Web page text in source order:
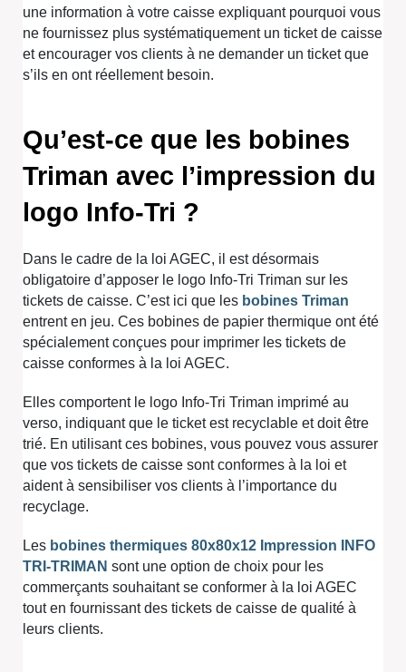
une information à votre caisse expliquant pourquoi vous
ne fournissez plus systématiquement un ticket de caisse
et encourager vos clients à ne demander un ticket que
s’ils en ont réellement besoin.
Qu’est-ce que les bobines
Triman avec l’impression du
logo Info-Tri ?
Dans le cadre de la loi AGEC, il est désormais
obligatoire d’apposer le logo Info-Tri Triman sur les
tickets de caisse. C’est ici que les bobines Triman
entrent en jeu. Ces bobines de papier thermique ont été
spécialement conçues pour imprimer les tickets de
caisse conformes à la loi AGEC.
Elles comportent le logo Info-Tri Triman imprimé au
verso, indiquant que le ticket est recyclable et doit être
trié. En utilisant ces bobines, vous pouvez vous assurer
que vos tickets de caisse sont conformes à la loi et
aident à sensibiliser vos clients à l’importance du
recyclage.
Les bobines thermiques 80x80x12 Impression INFO
TRI-TRIMAN sont une option de choix pour les
commerçants souhaitant se conformer à la loi AGEC
tout en fournissant des tickets de caisse de qualité à
leurs clients.